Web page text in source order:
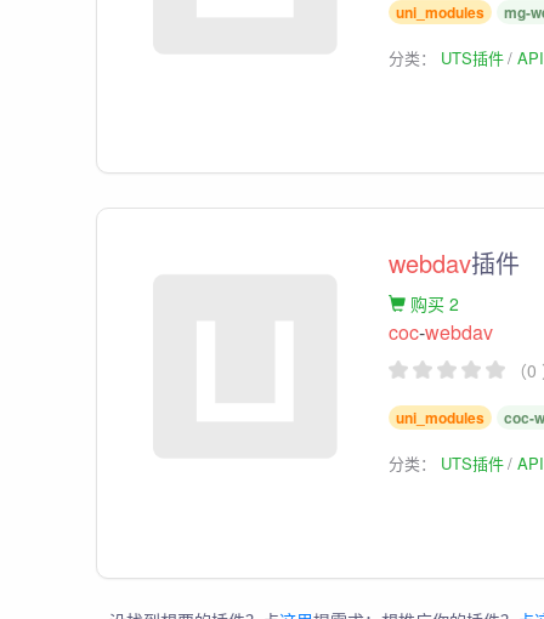
uni_modules mg-
分类： UTS插件
webdav插件
购买 2
coc-webdav
（
uni_modules coc-
分类： UTS插件